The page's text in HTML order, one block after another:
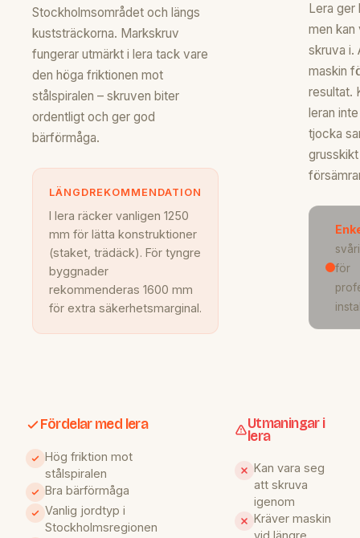
Stockholmsområdet och längs
kuststräckorna. Markskruv
fungerar utmärkt i lera tack vare
den höga friktionen mot
stålspiralen – skruven biter
ordentligt och ger god
bärförmåga.
LÄNGDREKOMMENDATION
I lera räcker vanligen 1250
mm för lätta konstruktioner
(staket, trädäck). För tyngre
byggnader
rekommenderas 1600 mm
för extra säkerhetsmarginal.
Lera ger
men kan
skruva i.
maskin
resultat.
leran
tjocka
för
Fördelar med lera
Hög friktion mot
stålspiralen
Bra bärförmåga
Vanlig jordtyp i
Stockholmsregionen
Utmaningar i
lera
Kan vara seg
att skruva
igenom
Kräver maskin
vid längre